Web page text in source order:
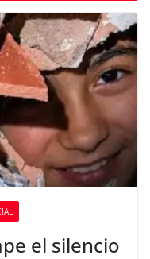
el silencio